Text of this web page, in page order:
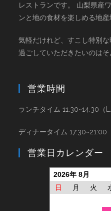
レストランです。 山梨県産
ンと地の食材を楽しめる地産
気軽だけれど、すこし特別な
過ごしていただきたいのはそ
営業時間
ランチタイム 11:30~14:30（
ディナータイム 17:30~21:00
営業日カレンダー
2026年 8月
日
月 火